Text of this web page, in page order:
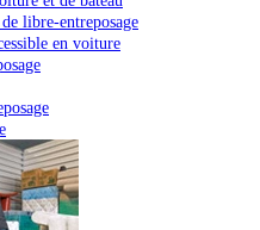
libre-entreposage
en voiture